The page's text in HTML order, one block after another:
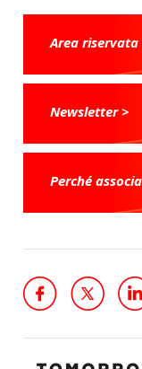
Area riservata
Newsletter >
Perché